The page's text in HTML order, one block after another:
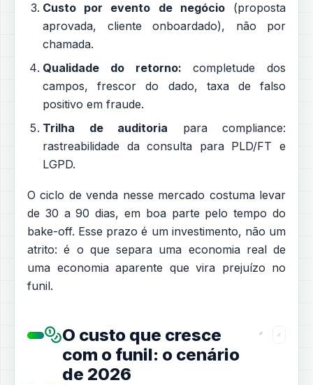
Custo por evento de negócio(proposta
aprovada, cliente onboardado), não por
chamada.
Qualidade do retorno: completude dos
campos, frescor do dado, taxa de falso
positivo em fraude.
Trilha de auditoria para compliance:
rastreabilidade da consulta para PLD/FT e
LGPD.
O ciclo de venda nesse mercado costuma levar
de 30 a 90 dias, em boa parte pelo tempo do
bake-off. Esse prazo é um investimento, não um
atrito: é o que separa uma economia real de
uma economia aparente que vira prejuízo no
funil.
O custo que cresce
com o funil: o cenário
de 2026